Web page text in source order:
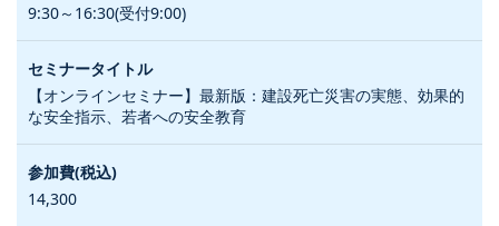
9:30～16:30(受付9:00)
【オンラインセミナー】最新版：建設死亡災害の実態、効果的
な安全指示、若者への安全教育
14,300